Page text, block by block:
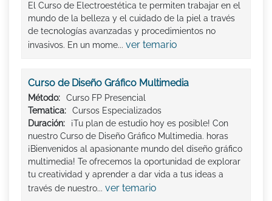
El Curso de Electroestética te permiten trabajar en el
mundo de la belleza y el cuidado de la piel a través
de tecnologías avanzadas y procedimientos no
invasivos. En un mome... ver temario
Curso de Diseño Gráfico Multimedia
Método:
Curso FP Presencial
Tematica:
Cursos Especializados
Duración:
¡Tu plan de estudio hoy es posible! Con
nuestro Curso de Diseño Gráfico Multimedia. horas
¡Bienvenidos al apasionante mundo del diseño gráfico
multimedia! Te ofrecemos la oportunidad de explorar
tu creatividad y aprender a dar vida a tus ideas a
través de nuestro... ver temario